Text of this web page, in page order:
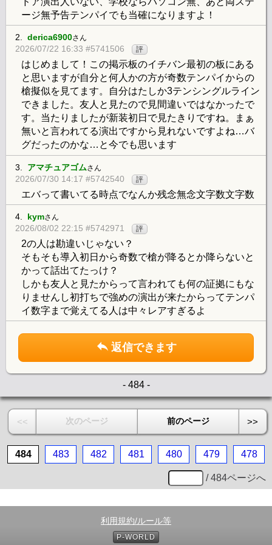
ージ無予告テンパイでも当確になりますよ！
2. derica6900さん
2026/07/22 16:33 #5741506 評
はじめまして！この掲示板のイチバン最初の板にある
と思いますが自分と何人かの方が奇数テンパイからの
槍擬似を見てます。自分はたしか3テンシングルライン
できました。友人と見たので見間違いではなかったで
す。当たりましたが新装初日で見たきりですね。まぁ
無いと言われてる演出ですから見れないですよね…バ
グだったのかな…と今でも思います
3. アマチュアゴムさん
2026/07/30 14:17 #5742540 評
エバって書いてる時点でなんか残念無念文字数文字数
4. kymさん
2026/08/02 22:15 #5742971 評
2の人は勘違いじゃない？
そもそも導入初日から奇数で槍が降るとか降らないと
かって話出てたっけ？
しかも友人と見たからって言われても何の証拠にもな
りませんし初打ちで強めの演出が来たからってテンパ
イ数字まで覚えてる人は中々レアすぎるよ
返信できます
- 484 -
<< 次のページ 前のページ >>
484 483 482 481 480 479 478
/ 484ページへ
利用規約/ルール等
P-WORLD